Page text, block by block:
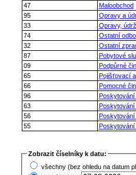
47
Maloobchod
95
Opravy a
33
Opravy,
74
Ostatní
32
Ostatní
87
Pobytové
09
Podpůrné
65
Pojišťovací
66
Pomocné
96
63
56
55
Zobrazit číselníky k datu:
všechny (bez ohledu na datum